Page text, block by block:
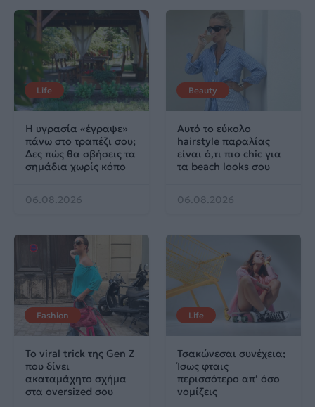
Life
Η υγρασία «έγραψε»
πάνω στο τραπέζι σου;
Δες πώς θα σβήσεις τα
σημάδια χωρίς κόπο
06.08.2026
Beauty
Αυτό το εύκολο
hairstyle παραλίας
είναι ό,τι πιο chic για
τα beach looks σου
06.08.2026
Fashion
Το viral trick της Gen Z
που δίνει
ακαταμάχητο σχήμα
στα oversized σου
Life
Τσακώνεσαι συνέχεια;
Ίσως φταις
περισσότερο απ’ όσο
νομίζεις